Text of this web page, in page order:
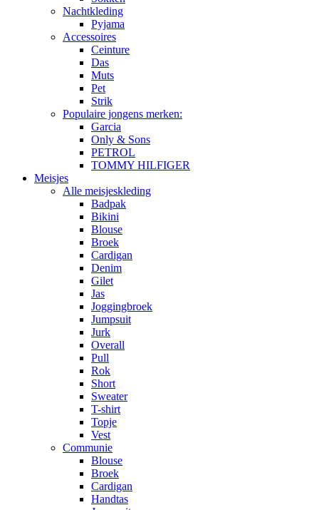
Nachtkleding
Pyjama
Accessoires
Ceinture
Das
Muts
Pet
Strik
Populaire jongens merken:
Garcia
Only & Sons
PETROL
TOMMY HILFIGER
Meisjes
Alle meisjeskleding
Badpak
Bikini
Blouse
Broek
Cardigan
Denim
Gilet
Jas
Joggingbroek
Jumpsuit
Jurk
Overall
Pull
Rok
Short
Sweater
T-shirt
Topje
Vest
Communie
Blouse
Broek
Cardigan
Handtas